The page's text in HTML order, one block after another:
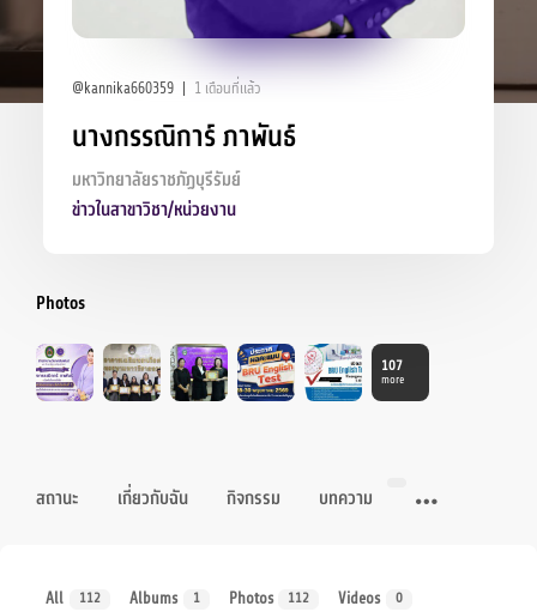
@kannika660359 1 เดือนที่แล้ว
นางกรรณิการ์ ภาพันธ์
มหาวิทยาลัยราชภัฏบุรีรัมย์
ข่าวในสาขาวิชา/หน่วยงาน
Photos
107
more
สถานะ เกี่ยวกับฉัน กิจกรรม บทความ
All 112 Albums 1 Photos 112 Videos 0